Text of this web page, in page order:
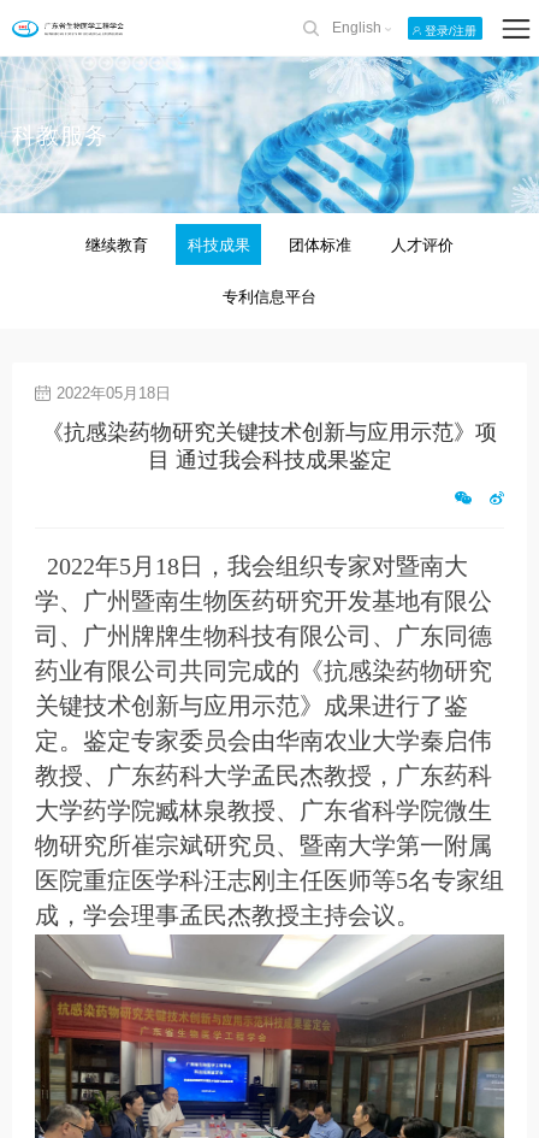
English 登录/注册
科教服务
继续教育 科技成果 团体标准 人才评价
专利信息平台
2022年05月18日
《抗感染药物研究关键技术创新与应用示范》项
目 通过我会科技成果鉴定
2022年5月18日，我会组织专家对暨南大
学、广州暨南生物医药研究开发基地有限公
司、广州牌牌生物科技有限公司、广东同德
药业有限公司共同完成的《抗感染药物研究
关键技术创新与应用示范》成果进行了鉴
定。鉴定专家委员会由华南农业大学秦启伟
教授、广东药科大学孟民杰教授，广东药科
大学药学院臧林泉教授、广东省科学院微生
物研究所崔宗斌研究员、暨南大学第一附属
医院重症医学科汪志刚主任医师等5名专家组
成，学会理事孟民杰教授主持会议。